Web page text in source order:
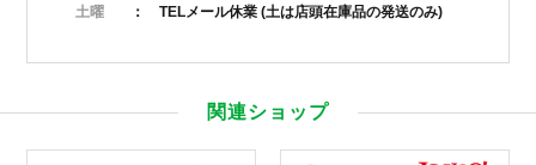
土曜
： TELメール休業 (土は店頭在庫品の発送のみ)
関連ショップ